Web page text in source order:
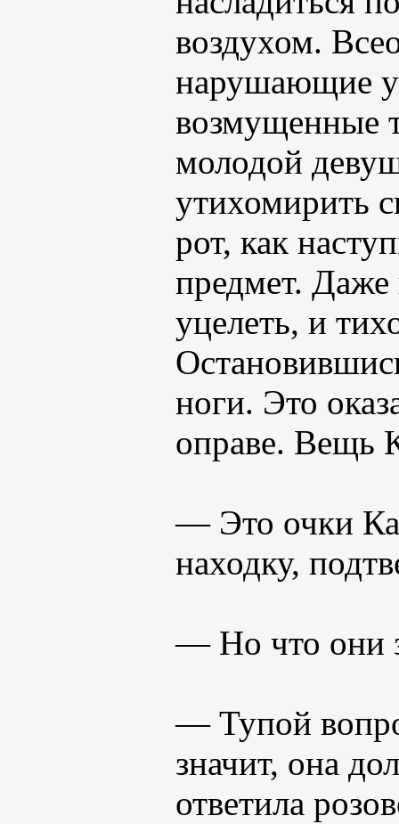
воздухом.
нарушающие
возмущенные
молодой
утихомирить
рот, как
предмет.
уцелеть, и
ноги. Это
оправе. Вещь
— Это очки
находку,
— Но что они
— Тупой
значит, она
ответила